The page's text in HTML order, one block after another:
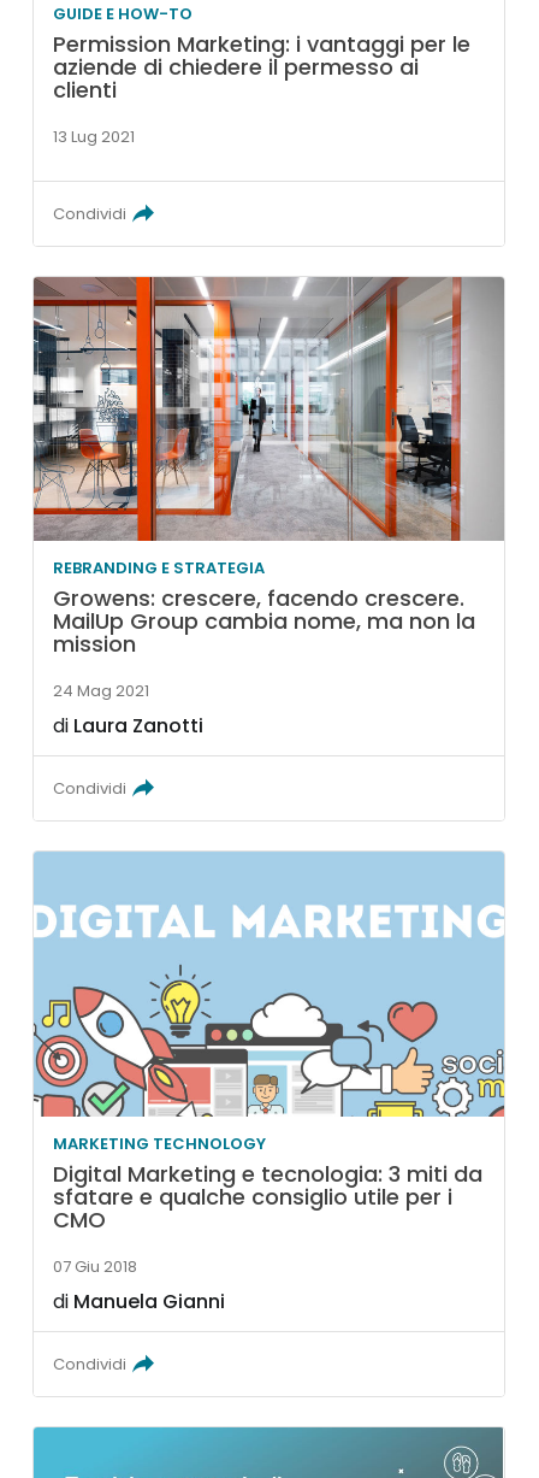
GUIDE E HOW-TO
Permission Marketing: i vantaggi per le
aziende di chiedere il permesso ai
clienti
13 Lug 2021
Condividi
REBRANDING E STRATEGIA
Growens: crescere, facendo crescere.
MailUp Group cambia nome, ma non la
mission
24 Mag 2021
di Laura Zanotti
Condividi
MARKETING TECHNOLOGY
Digital Marketing e tecnologia: 3 miti da
sfatare e qualche consiglio utile per i
CMO
07 Giu 2018
di Manuela Gianni
Condividi